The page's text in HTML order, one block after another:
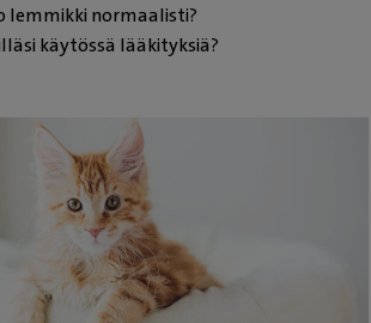
lemmikki normaalisti?
käytössä lääkityksiä?